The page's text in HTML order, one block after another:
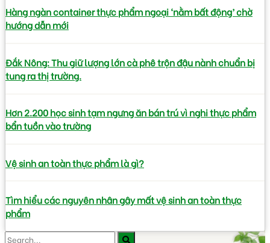
Hàng ngàn container thực phẩm ngoại ‘nằm bất động’ chờ
hướng dẫn mới
Đắk Nông: Thu giữ lượng lớn cà phê trộn đậu nành chuẩn bị
tung ra thị trường.
Hơn 2.200 học sinh tạm ngưng ăn bán trú vì nghi thực phẩm
bẩn tuồn vào trường
Vệ sinh an toàn thực phẩm là gì?
Tìm hiểu các nguyên nhân gây mất vệ sinh an toàn thực
phẩm